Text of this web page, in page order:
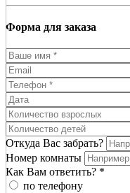
Форма для заказа
Откуда Вас забрать?
Номер комнаты
Как Вам ответить? *
по телефону